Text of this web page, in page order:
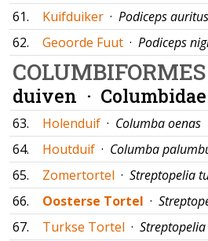
61.
Kuifduiker · Podiceps auritus
62.
Geoorde Fuut · Podiceps
COLUMBIFORMES
duiven · Columbidae
63. Holenduif · Columba oenas
64.
Houtduif · Columba
65.
Zomertortel · Streptopelia
66.
Oosterse Tortel ·
67.
Turkse Tortel ·